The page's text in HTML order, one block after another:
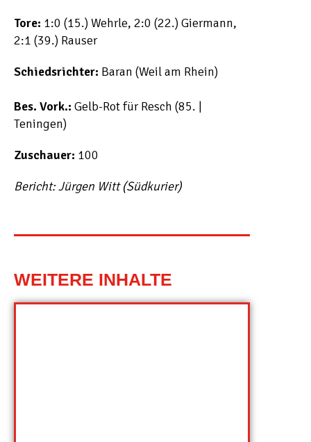
Tore: 1:0 (15.) Wehrle, 2:0 (22.) Giermann,
2:1 (39.) Rauser
Schiedsrichter: Baran (Weil am Rhein)
Bes. Vork.: Gelb-Rot für Resch (85. |
Teningen)
Zuschauer: 100
Bericht: Jürgen Witt (Südkurier)
WEITERE INHALTE